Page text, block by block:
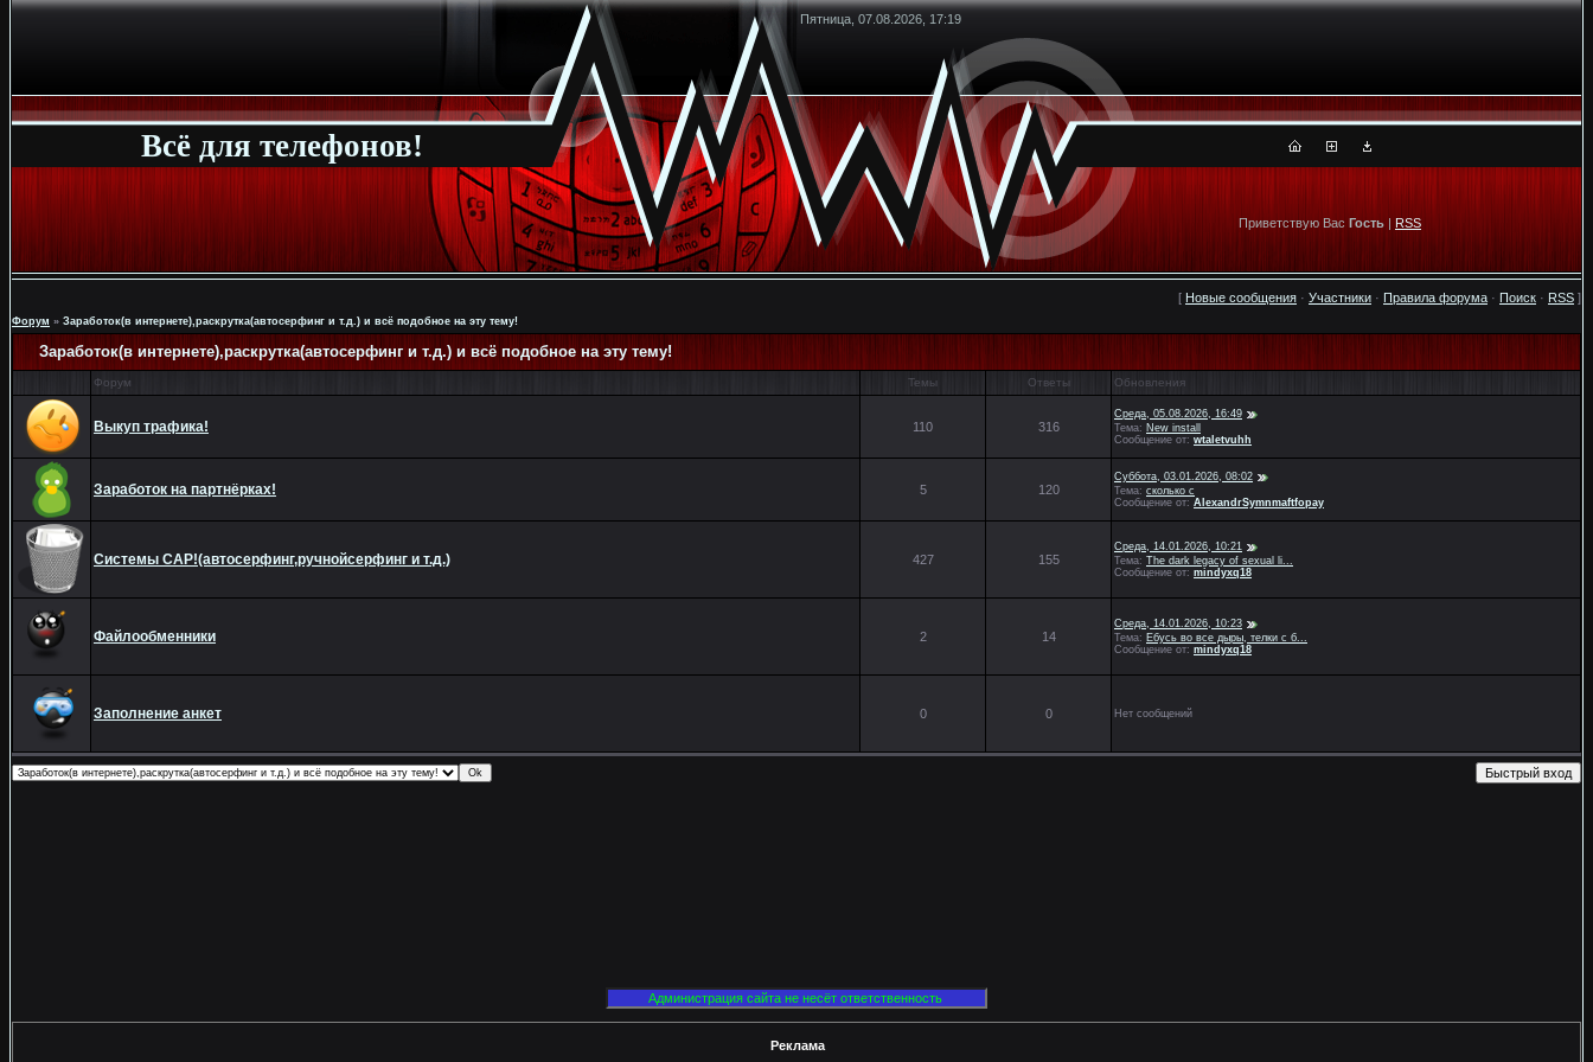
Пятница, 07.08.2026, 17:19
Всё для телефонов!
Приветствую Вас Гость | RSS
[ Новые сообщения · Участники · Правила форума · Поиск · RSS ]
Форум » Заработок(в интернете),раскрутка(автосерфинг и т.д.) и всё подобное на эту тему!
Заработок(в интернете),раскрутка(автосерфинг и т.д.) и всё подобное на эту тему!
Форум Темы Ответы Обновления
Выкуп трафика! 110 316
Среда, 05.08.2026, 16:49
Тема: New install
Сообщение от: wtaletvuhh
Заработок на партнёрках! 5 120
Суббота, 03.01.2026, 08:02
Тема: сколько с
Сообщение от: AlexandrSymnmaftfopay
Системы САР!(автосерфинг,ручнойсерфинг и т.д.) 427 155
Среда, 14.01.2026, 10:21
Тема: The dark legacy of sexual li...
Сообщение от: mindyxq18
Файлообменники 2 14
Среда, 14.01.2026, 10:23
Тема: Ебусь во все дыры, телки с б...
Сообщение от: mindyxq18
Заполнение анкет 0 0 Нет сообщений
Реклама